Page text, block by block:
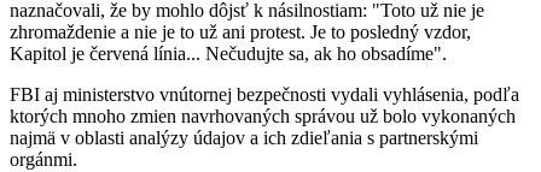
naznačovali, že by mohlo dôjsť k násilnostiam: "Toto už nie je
zhromaždenie a nie je to už ani protest. Je to posledný vzdor,
Kapitol je červená línia... Nečudujte sa, ak ho obsadíme".
FBI aj ministerstvo vnútornej bezpečnosti vydali vyhlásenia, podľa
ktorých mnoho zmien navrhovaných správou už bolo vykonaných
najmä v oblasti analýzy údajov a ich zdieľania s partnerskými
orgánmi.